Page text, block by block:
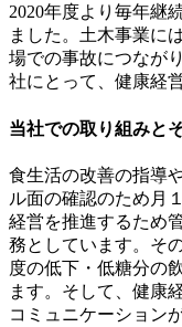
2020年度より毎年継
ました。土木事業に
場での事故につなが
社にとって、健康経
当社での取り組みと
食生活の改善の指導
ル面の確認のため月
経営を推進するため
務としています。そ
度の低下・低糖分の
ます。そして、健康
コミュニケーション